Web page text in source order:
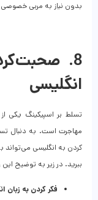
بدون نیاز به مربی
8.
انگلیسی
تسلط بر اسپیکینگ یکی
مهاجرت است. به دنبال
کردن به انگلیسی می‌تواند
ببرید. در زیر به توضیح
فکر کردن به زبان